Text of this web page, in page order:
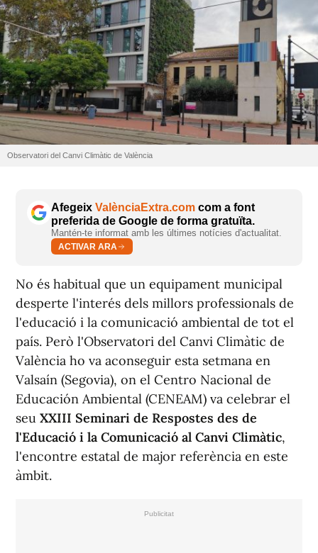
Observatori del Canvi Climàtic de València
Afegeix ValènciaExtra.com com a font
preferida de Google de forma gratuïta.
Mantén-te informat amb les últimes notícies d'actualitat.
ACTIVAR ARA
No és habitual que un equipament municipal
desperte l'interés dels millors professionals de
l'educació i la comunicació ambiental de tot el
país. Però l'Observatori del Canvi Climàtic de
València ho va aconseguir esta setmana en
Valsaín (Segovia), on el Centro Nacional de
Educación Ambiental (CENEAM) va celebrar el
seu XXIII Seminari de Respostes des de
l'Educació i la Comunicació al Canvi Climàtic,
l'encontre estatal de major referència en este
àmbit.